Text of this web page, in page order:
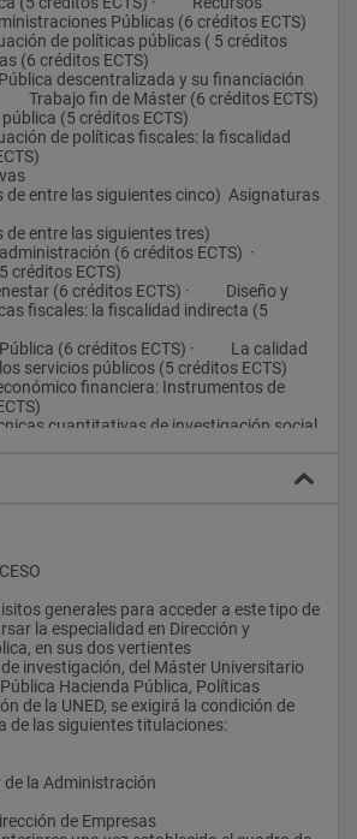
de la orientación del Máster
al Doctorado, realizar con garantías
cualificadas y específicamente
poder llevar a cabo, también con
en alguna de las áreas temáticas
y Administración Pública, en sus
y de investigación del Máster
Dirección Pública, Hacienda Pública,
de la UNED, se dirige, con
que trabajan, o desean hacerlo,
con el Sector Público, tanto en el ámbito
así como a estudiosos o
Universitario Oficial se dirige a los
las Administraciones Públicas, y/o a
y deseen recibir una formación
en los ámbitos que integran en la
Públicas (6 créditos ECTS)
(6 créditos ECTS)
pública (5 créditos ECTS)
de entre las siguientes tres)
créditos ECTS)
fiscales: la fiscalidad indirecta (5
servicios públicos (5 créditos ECTS)
Públicas (6 créditos ECTS)
fin de Máster (12 créditos ECTS)
(6 créditos ECTS)
generales para acceder a este tipo de
la especialidad en Dirección y
en sus dos vertientes
investigación, del Máster Universitario
Hacienda Pública, Políticas
de la UNED, se exigirá la condición de
de las siguientes titulaciones:
de la Administración
de Empresas